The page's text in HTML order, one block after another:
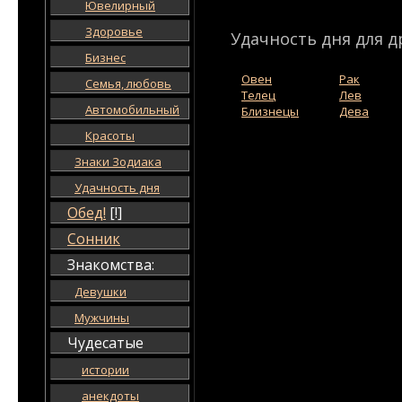
Ювелирный
Здоровье
Бизнес
Семья, любовь
Автомобильный
Красоты
Знаки Зодиака
Удачность дня
Обед! [!]
Сонник
Знакомства:
Девушки
Мужчины
Чудесатые
истории
анекдоты
Удачность дня для
Овен
Телец
Близнецы
Рак
Лев
Дева